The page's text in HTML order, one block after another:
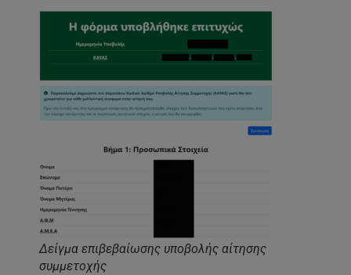
Δείγμα επιβεβαίωσης υποβολής αίτησης
συμμετοχής